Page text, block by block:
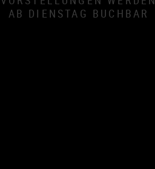
AB DIENSTAG BUCHBAR